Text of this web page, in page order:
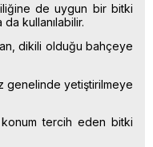
de uygun bir bitki
kullanılabilir.
dikili olduğu bahçeye
genelinde yetiştirilmeye
konum tercih eden bitki